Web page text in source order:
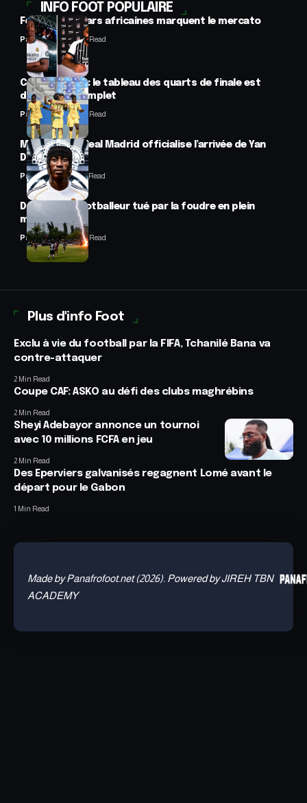
INFO FOOT POPULAIRE
Football : 2 stars africaines marquent le mercato
Panafrofoot2 Min Read
CAN féminine : le tableau des quarts de finale est
désormais complet
Panafrofoot2 Min Read
Mercato : Le Real Madrid officialise l’arrivée de Yan
Diomandé
Panafrofoot1 Min Read
Drame : un footballeur tué par la foudre en plein
match
Panafrofoot2 Min Read
Plus d'info Foot
Exclu à vie du football par la FIFA, Tchanilé Bana va
contre-attaquer
2 Min Read
Coupe CAF: ASKO au défi des clubs maghrébins
2 Min Read
Sheyi Adebayor annonce un tournoi
avec 10 millions FCFA en jeu
2 Min Read
Des Eperviers galvanisés regagnent Lomé avant le
départ pour le Gabon
1 Min Read
Made by Panafrofoot.net (2026). Powered by JIREH TBN
ACADEMY